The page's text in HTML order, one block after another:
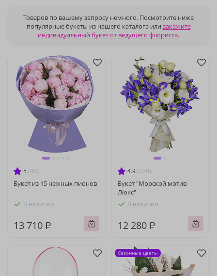
Товаров по вашему запросу немного. Посмотрите ниже
популярные букеты из нашего каталога или закажите
индивидуальный букет от ведущего флориста.
5 (80)
Букет из 15 нежных пионов
В наличии
13 710 ₽
4.9 (279)
Букет "Морской мотив
Люкс"
В наличии
12 280 ₽
Сезонные цветы